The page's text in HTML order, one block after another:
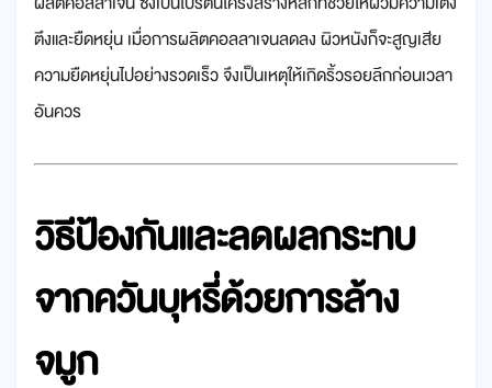
ตึงและยืดหยุ่น เมื่อการผลิตคอลลาเจนลดลง ผิวหนังก็จะสูญเสีย
ความยืดหยุ่นไปอย่างรวดเร็ว จึงเป็นเหตุให้เกิดริ้วรอยลึกก่อนเวลา
อันควร
วิธีป้องกันและลดผลกระทบ
จากควันบุหรี่ด้วยการล้าง
จมูก